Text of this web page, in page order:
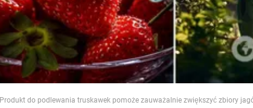
Jedzenie
Produkt do podlewania truskawek pomoże zauważalnie zwiększyć zbiory